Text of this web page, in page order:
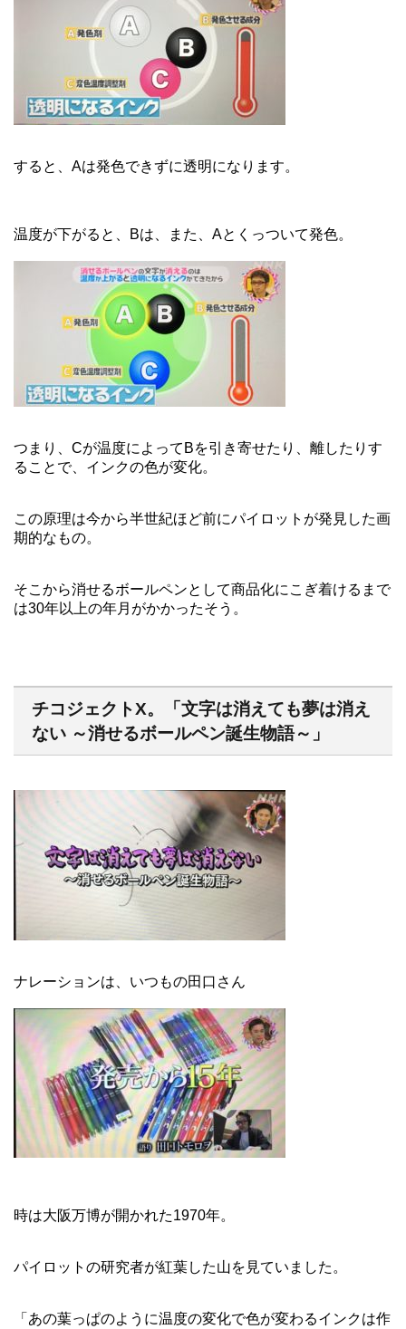
すると、Aは発色できずに透明になります。
温度が下がると、Bは、また、Aとくっついて発色。
つまり、Cが温度によってBを引き寄せたり、離したりす
ることで、インクの色が変化。
この原理は今から半世紀ほど前にパイロットが発見した画
期的なもの。
そこから消せるボールペンとして商品化にこぎ着けるまで
は30年以上の年月がかかったそう。
チコジェクトX。「文字は消えても夢は消え
ない ～消せるボールペン誕生物語～」
ナレーションは、いつもの田口さん
時は大阪万博が開かれた1970年。
パイロットの研究者が紅葉した山を見ていました。
「あの葉っぱのように温度の変化で色が変わるインクは作